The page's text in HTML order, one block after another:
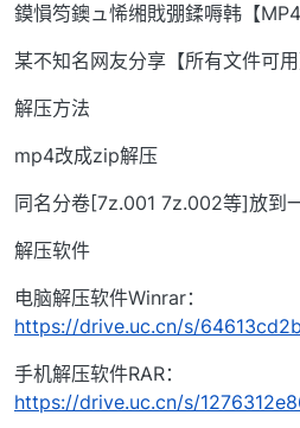
鏌愪笉鐭ュ悕缃戝弸鍒嗕韩【MP4
某不知名网友分享【所有文件可用
解压方法
mp4改成zip解压
同名分卷[7z.001 7z.002等]放到
解压软件
电脑解压软件Winrar：
https://drive.uc.cn/s/
手机解压软件RAR：
https://drive.uc.cn/s/